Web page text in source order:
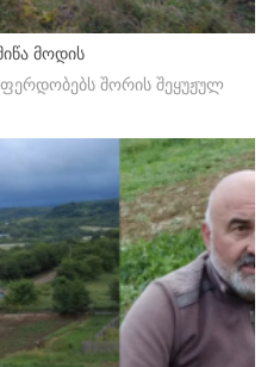
მოდის
ფერდობებს შორის შეყუჟულ